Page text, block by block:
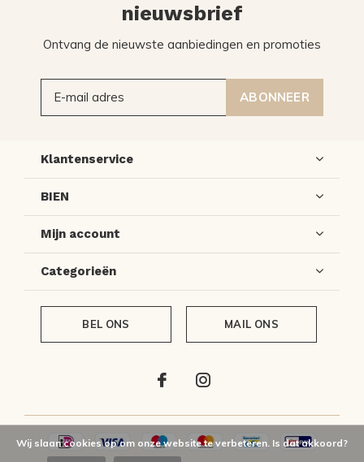
nieuwsbrief
Ontvang de nieuwste aanbiedingen en promoties
ABONNEER
Klantenservice
BIEN
Mijn account
Categorieën
BEL ONS MAIL ONS
Wij slaan cookies op om onze website te verbeteren. Is dat akkoord?